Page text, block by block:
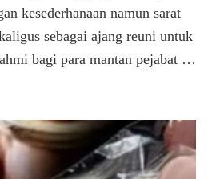
kesederhanaan namun sarat
sebagai ajang reuni untuk
bagi para mantan pejabat …